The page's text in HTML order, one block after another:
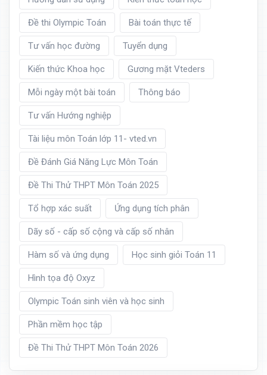
Đề thi Olympic Toán Bài toán thực tế
Tư vấn học đường Tuyển dụng
Kiến thức Khoa học Gương mặt Vteders
Mỗi ngày một bài toán Thông báo
Tư vấn Hướng nghiệp
Tài liệu môn Toán lớp 11- vted.vn
Đề Đánh Giá Năng Lực Môn Toán
Đề Thi Thử THPT Môn Toán 2025
Tổ hợp xác suất Ứng dụng tích phân
Dãy số - cấp số cộng và cấp số nhân
Hàm số và ứng dụng Học sinh giỏi Toán 11
Hình tọa độ Oxyz
Olympic Toán sinh viên và học sinh
Phần mềm học tập
Đề Thi Thử THPT Môn Toán 2026